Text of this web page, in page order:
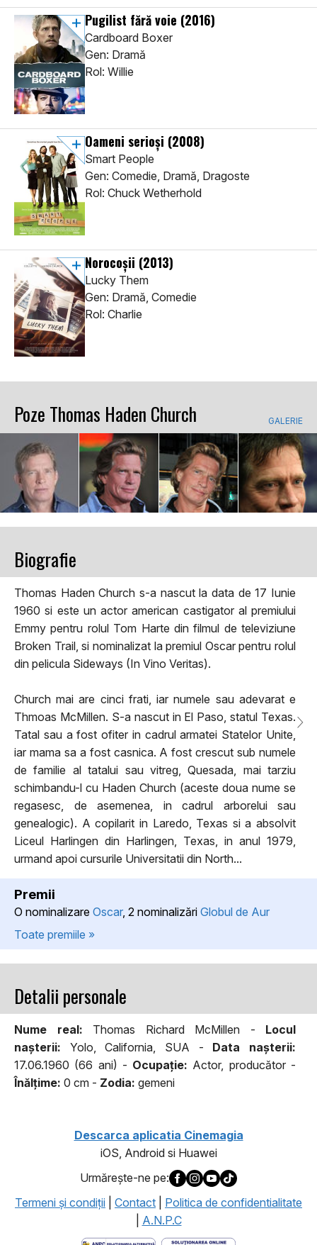
Pugilist fără voie (2016)
Cardboard Boxer
Gen: Dramă
Rol: Willie
Oameni serioși (2008)
Smart People
Gen: Comedie, Dramă, Dragoste
Rol: Chuck Wetherhold
Norocoșii (2013)
Lucky Them
Gen: Dramă, Comedie
Rol: Charlie
Poze Thomas Haden Church GALERIE
Biografie
Thomas Haden Church s-a nascut la data de 17 Iunie
1960 si este un actor american castigator al premiului
Emmy pentru rolul Tom Harte din filmul de televiziune
Broken Trail, si nominalizat la premiul Oscar pentru rolul
din pelicula Sideways (In Vino Veritas).
Church mai are cinci frati, iar numele sau adevarat e
Thmoas McMillen. S-a nascut in El Paso, statul Texas.
Tatal sau a fost ofiter in cadrul armatei Statelor Unite,
iar mama sa a fost casnica. A fost crescut sub numele
de familie al tatalui sau vitreg, Quesada, mai tarziu
schimbandu-l cu Haden Church (aceste doua nume se
regasesc, de asemenea, in cadrul arborelui sau
genealogic). A copilarit in Laredo, Texas si a absolvit
Liceul Harlingen din Harlingen, Texas, in anul 1979,
urmand apoi cursurile Universitatii din North...
Premii
O nominalizare Oscar, 2 nominalizări Globul de Aur
Toate premiile »
Detalii personale
Nume real: Thomas Richard McMillen - Locul
naşterii: Yolo, California, SUA - Data naşterii:
17.06.1960 (66 ani) - Ocupaţie: Actor, producător -
Înălţime: 0 cm - Zodia: gemeni
Descarca aplicatia Cinemagia
iOS, Android si Huawei
Urmăreşte-ne pe:
Termeni şi condiţii
Contact
Politica de confidentialitate
A.N.P.C